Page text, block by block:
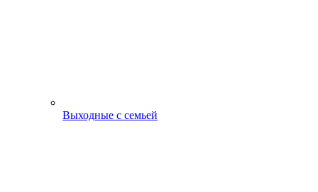
Выходные с семьей